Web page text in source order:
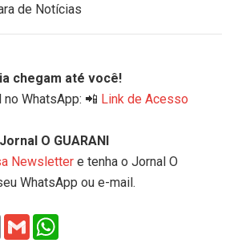
de Notícias
chegam até você!
no WhatsApp: 📲 Link de Acesso
O GUARANI
Newsletter e tenha o Jornal O
WhatsApp ou e-mail.
Email Gmail